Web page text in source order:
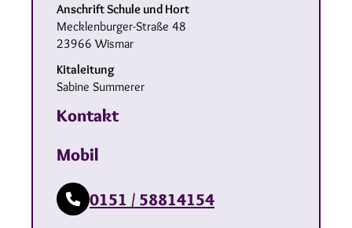
Anschrift Schule und Hort
Mecklenburger-Straße 48
23966 Wismar
Kitaleitung
Sabine Summerer
Kontakt
Mobil
0151 / 58814154